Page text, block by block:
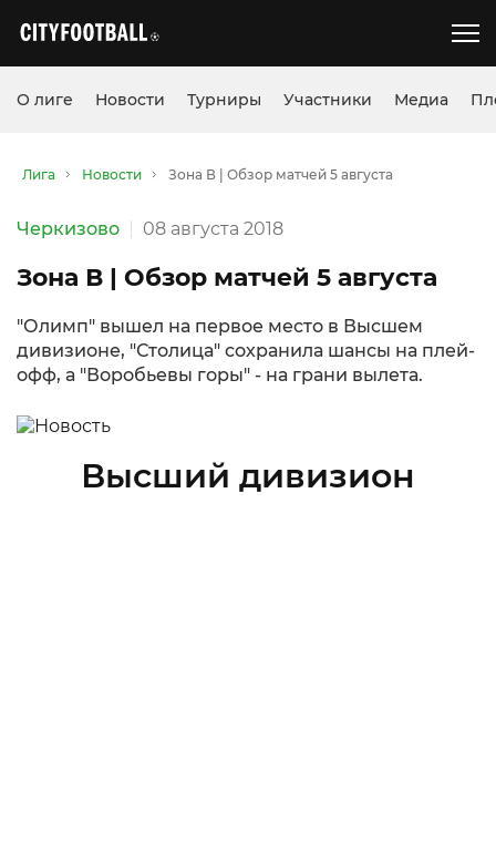
О лиге Новости Турниры Участники Медиа
Лига Новости Зона В | Обзор матчей 5 августа
Черкизово 08 августа 2018
Зона В | Обзор матчей 5 августа
"Олимп" вышел на первое место в Высшем
дивизионе, "Столица" сохранила шансы на плей-
офф, а "Воробьевы горы" - на грани вылета.
Высший дивизион